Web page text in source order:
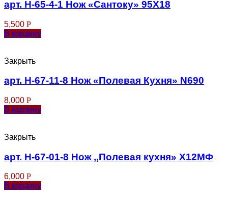
арт. Н-65-4-1 Нож «Сантоку» 95Х18
5,500 Р
В корзину
Закрыть
арт. Н-67-11-8 Нож «Полевая Кухня» N690
8,000 Р
В корзину
Закрыть
арт. Н-67-01-8 Нож ,,Полевая кухня» Х12МФ
6,000 Р
В корзину